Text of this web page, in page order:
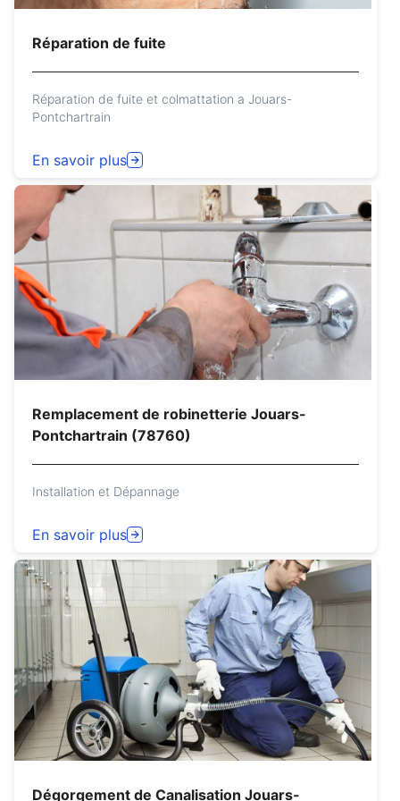
Réparation de fuite
Réparation de fuite et colmattation a Jouars-
Pontchartrain
En savoir plus
Remplacement de robinetterie Jouars-
Pontchartrain (78760)
Installation et Dépannage
En savoir plus
Dégorgement de Canalisation Jouars-